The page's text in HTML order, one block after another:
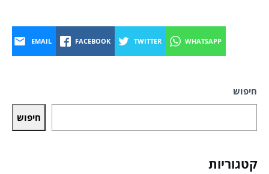
EMAIL FACEBOOK TWITTER WHATSAPP
חיפוש
חיפוש
קטגוריות